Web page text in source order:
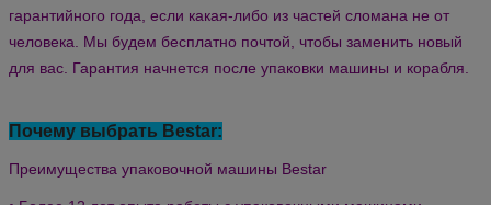
гарантийного года, если какая-либо из частей сломана не от
человека. Мы будем бесплатно почтой, чтобы заменить новый
для вас. Гарантия начнется после упаковки машины и корабля.
Почему выбрать Bestar:
Преимущества упаковочной машины Bestar